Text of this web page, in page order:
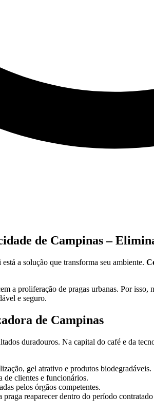
de Campinas –
a solução que transforma seu ambiente.
a proliferação de pragas urbanas. Por
e seguro.
de Campinas
duradouros. Na capital do café e da
gel atrativo e produtos biodegradáveis.
de clientes e funcionários.
pelos órgãos competentes.
praga reaparecer dentro do período